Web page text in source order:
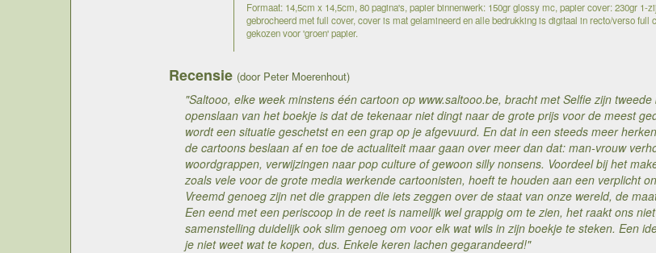
Formaat: 14,5cm x 14,5cm, 80 pagina's, papier binnenwerk: 150gr glossy mc, papier cover: 230gr 1-
gebrocheerd met full cover, cover is mat gelamineerd en alle bedrukking is digitaal in recto/verso
gekozen voor 'groen' papier.
Recensie (door Peter Moerenhout)
"Saltooo, elke week minstens één cartoon op www.saltooo.be, bracht met Selfie zijn
openslaan van het boekje is dat de tekenaar niet dingt naar de grote prijs voor de meest
wordt een situatie geschetst en een grap op je afgevuurd. En dat in een steeds meer
de cartoons beslaan af en toe de actualiteit maar gaan over meer dan dat: man-vrouw
woordgrappen, verwijzingen naar pop culture of gewoon silly nonsens. Voordeel bij het
zoals vele voor de grote media werkende cartoonisten, hoeft te houden aan een verplicht
Vreemd genoeg zijn net die grappen die iets zeggen over de staat van onze wereld, de
Een eend met een periscoop in de reet is namelijk wel grappig om te zien, het raakt ons
samenstelling duidelijk ook slim genoeg om voor elk wat wils in zijn boekje te steken. Een
je niet weet wat te kopen, dus. Enkele keren lachen gegarandeerd!"